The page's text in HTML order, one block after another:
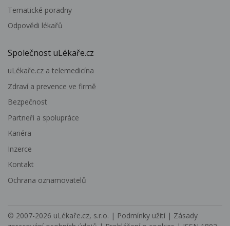
Tematické poradny
Odpovědi lékařů
Společnost uLékaře.cz
uLékaře.cz a telemedicína
Zdraví a prevence ve firmě
Bezpečnost
Partneři a spolupráce
Kariéra
Inzerce
Kontakt
Ochrana oznamovatelů
© 2007-2026 uLékaře.cz, s.r.o. | Podmínky užití | Zásady